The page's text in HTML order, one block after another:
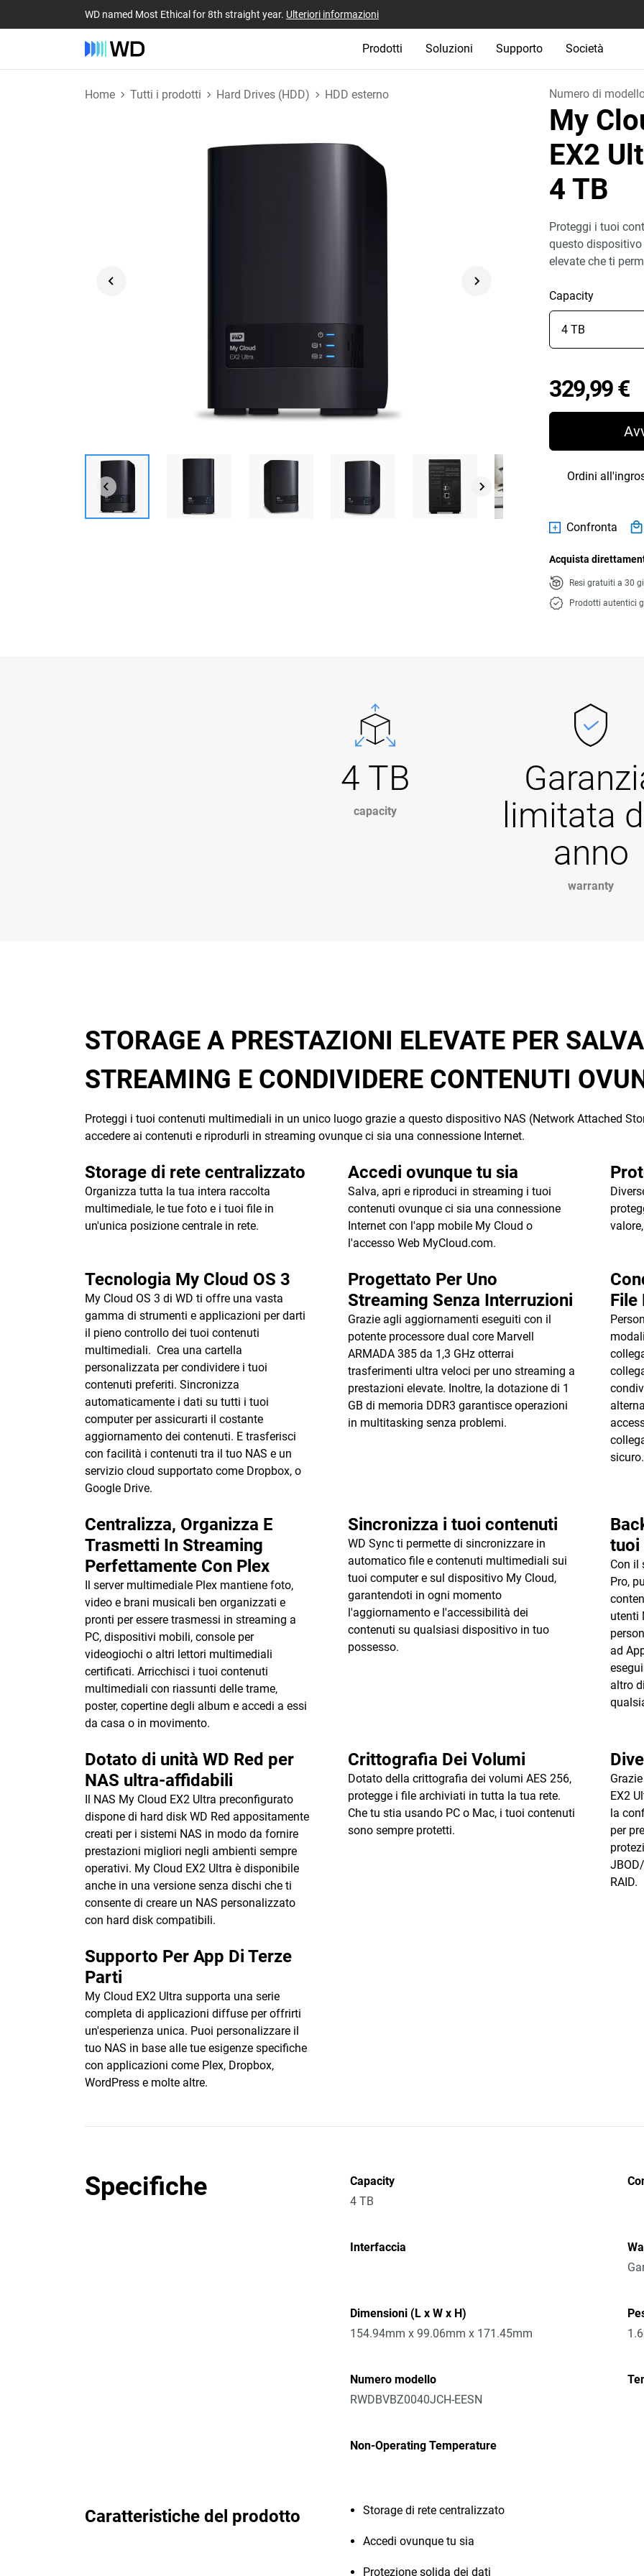
WD named Most Ethical for 8th straight year. Ulteriori informazioni
Prodotti Soluzioni Supporto Società
Home Tutti i prodotti Hard Drives (HDD) HDD esterno Numero di
My
EX2
4 TB
Proteggi i tuoi
questo
elevate che ti
Capacity
329,99 €
Ordini
Confronta
Acquista
Resi gratuiti a 30
Prodotti autentici
4 TB
capacity
limitata
anno
warranty
STORAGE A PRESTAZIONI ELEVATE PER
STREAMING E CONDIVIDERE CONTENUTI
Proteggi i tuoi contenuti multimediali in un unico luogo grazie a questo dispositivo NAS (Network Attached
accedere ai contenuti e riprodurli in streaming ovunque ci sia una connessione Internet.
Storage di rete centralizzato
Organizza tutta la tua intera raccolta
multimediale, le tue foto e i tuoi file in
un'unica posizione centrale in rete.
Accedi ovunque tu sia
Salva, apri e riproduci in streaming i tuoi
contenuti ovunque ci sia una connessione
Internet con l'app mobile My Cloud o
l'accesso Web MyCloud.com.
Tecnologia My Cloud OS 3
My Cloud OS 3 di WD ti offre una vasta
gamma di strumenti e applicazioni per darti
il pieno controllo dei tuoi contenuti
multimediali. Crea una cartella
personalizzata per condividere i tuoi
contenuti preferiti. Sincronizza
automaticamente i dati su tutti i tuoi
computer per assicurarti il costante
aggiornamento dei contenuti. E trasferisci
con facilità i contenuti tra il tuo NAS e un
servizio cloud supportato come Dropbox, o
Google Drive.
Progettato Per Uno
Streaming Senza Interruzioni
Grazie agli aggiornamenti eseguiti con il
potente processore dual core Marvell
ARMADA 385 da 1,3 GHz otterrai
trasferimenti ultra veloci per uno streaming a
prestazioni elevate. Inoltre, la dotazione di 1
GB di memoria DDR3 garantisce operazioni
in multitasking senza problemi.
File
sicuro.
Centralizza, Organizza E
Trasmetti In Streaming
Perfettamente Con Plex
Il server multimediale Plex mantiene foto,
video e brani musicali ben organizzati e
pronti per essere trasmessi in streaming a
PC, dispositivi mobili, console per
videogiochi o altri lettori multimediali
certificati. Arricchisci i tuoi contenuti
multimediali con riassunti delle trame,
poster, copertine degli album e accedi a essi
da casa o in movimento.
Sincronizza i tuoi contenuti
WD Sync ti permette di sincronizzare in
automatico file e contenuti multimediali sui
tuoi computer e sul dispositivo My Cloud,
garantendoti in ogni momento
l'aggiornamento e l'accessibilità dei
contenuti su qualsiasi dispositivo in tuo
possesso.
tuoi
Con il
Pro,
utenti
ad
altro
Dotato di unità WD Red per
NAS ultra-affidabili
Il NAS My Cloud EX2 Ultra preconfigurato
dispone di hard disk WD Red appositamente
creati per i sistemi NAS in modo da fornire
prestazioni migliori negli ambienti sempre
operativi. My Cloud EX2 Ultra è disponibile
anche in una versione senza dischi che ti
consente di creare un NAS personalizzato
con hard disk compatibili.
Crittografia Dei Volumi
Dotato della crittografia dei volumi AES 256,
protegge i file archiviati in tutta la tua rete.
Che tu stia usando PC o Mac, i tuoi contenuti
sono sempre protetti.
EX2
la
per
RAID.
Supporto Per App Di Terze
Parti
My Cloud EX2 Ultra supporta una serie
completa di applicazioni diffuse per offrirti
un'esperienza unica. Puoi personalizzare il
tuo NAS in base alle tue esigenze specifiche
con applicazioni come Plex, Dropbox,
WordPress e molte altre.
Specifiche
Capacity
4 TB
Interfaccia
Dimensioni (L x W x H)
154.94mm x 99.06mm x 171.45mm
Numero modello
RWDBVBZ0040JCH-EESN
Non-Operating Temperature
Caratteristiche del prodotto Storage di rete centralizzato
Accedi ovunque tu sia
Protezione solida dei dati